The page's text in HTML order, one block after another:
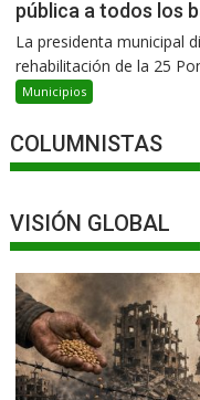
pública a todos los
La presidenta municipal
rehabilitación de la 25
Municipios
COLUMNISTAS
VISIÓN GLOBAL